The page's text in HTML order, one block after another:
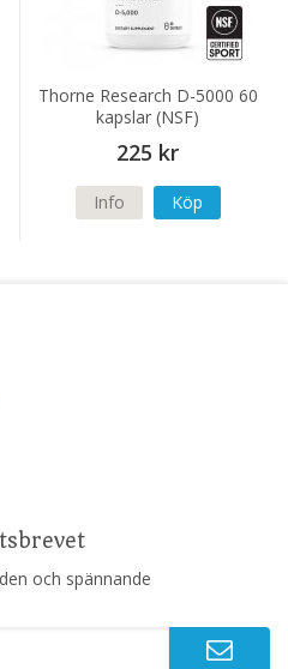
Thorne Research D-5000 60
kapslar (NSF)
225 kr
Info Köp
och spännande